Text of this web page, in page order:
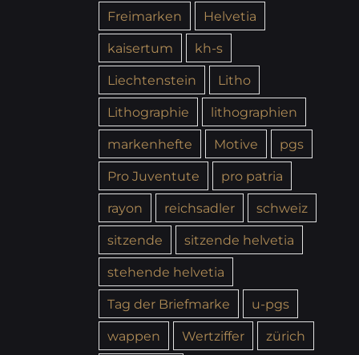
Freimarken
Helvetia
kaisertum
kh-s
Liechtenstein
Litho
Lithographie
lithographien
markenhefte
Motive
pgs
Pro Juventute
pro patria
rayon
reichsadler
schweiz
sitzende
sitzende helvetia
stehende helvetia
Tag der Briefmarke
u-pgs
wappen
Wertziffer
zürich